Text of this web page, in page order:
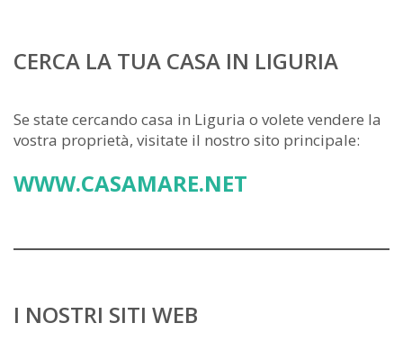
CERCA LA TUA CASA IN LIGURIA
Se state cercando casa in Liguria o volete vendere la
vostra proprietà, visitate il nostro sito principale:
WWW.CASAMARE.NET
I NOSTRI SITI WEB